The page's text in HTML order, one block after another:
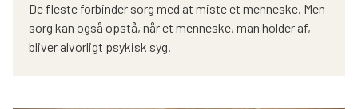
De fleste forbinder sorg med at miste et menneske. Men
sorg kan også opstå, når et menneske, man holder af,
bliver alvorligt psykisk syg.